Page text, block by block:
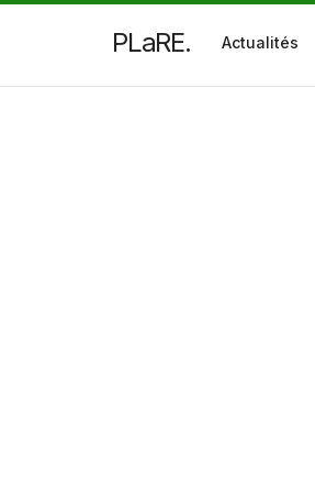
PLaRE. Actualités